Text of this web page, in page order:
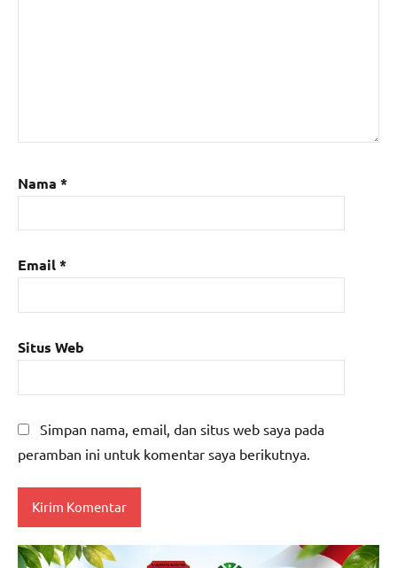
Nama *
Email*
Situs Web
Simpan nama, email, dan situs web saya pada
peramban ini untuk komentar saya berikutnya.